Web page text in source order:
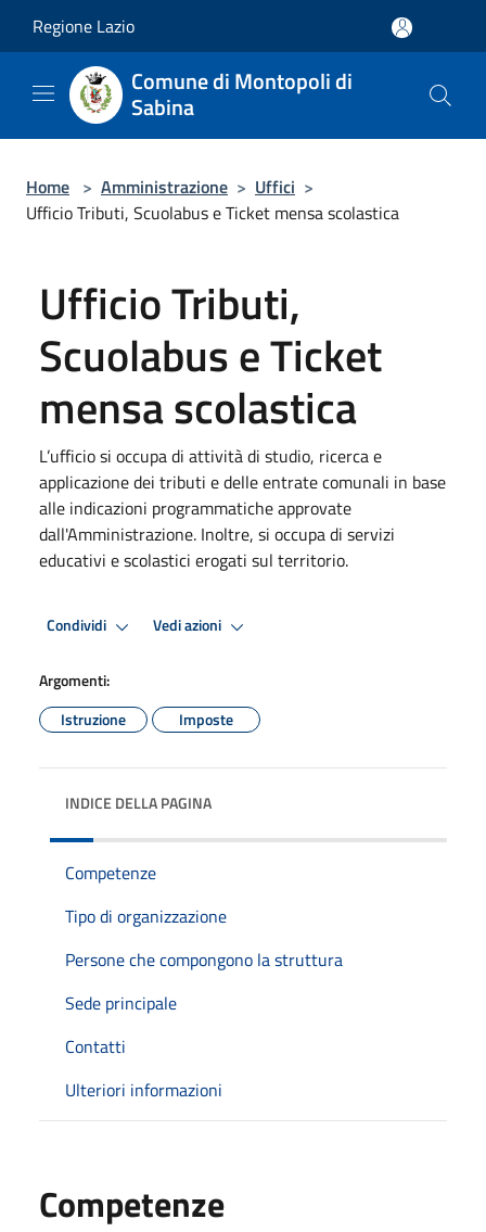
Regione Lazio
Comune di Montopoli di
Sabina
Home > Amministrazione > Uffici >
Ufficio Tributi, Scuolabus e Ticket mensa scolastica
Ufficio Tributi,
Scuolabus e Ticket
mensa scolastica
L’ufficio si occupa di attività di studio, ricerca e
applicazione dei tributi e delle entrate comunali in base
alle indicazioni programmatiche approvate
dall'Amministrazione. Inoltre, si occupa di servizi
educativi e scolastici erogati sul territorio.
Condividi Vedi azioni
Argomenti:
Istruzione
Imposte
INDICE DELLA PAGINA
Competenze
Tipo di organizzazione
Persone che compongono la struttura
Sede principale
Contatti
Ulteriori informazioni
Competenze